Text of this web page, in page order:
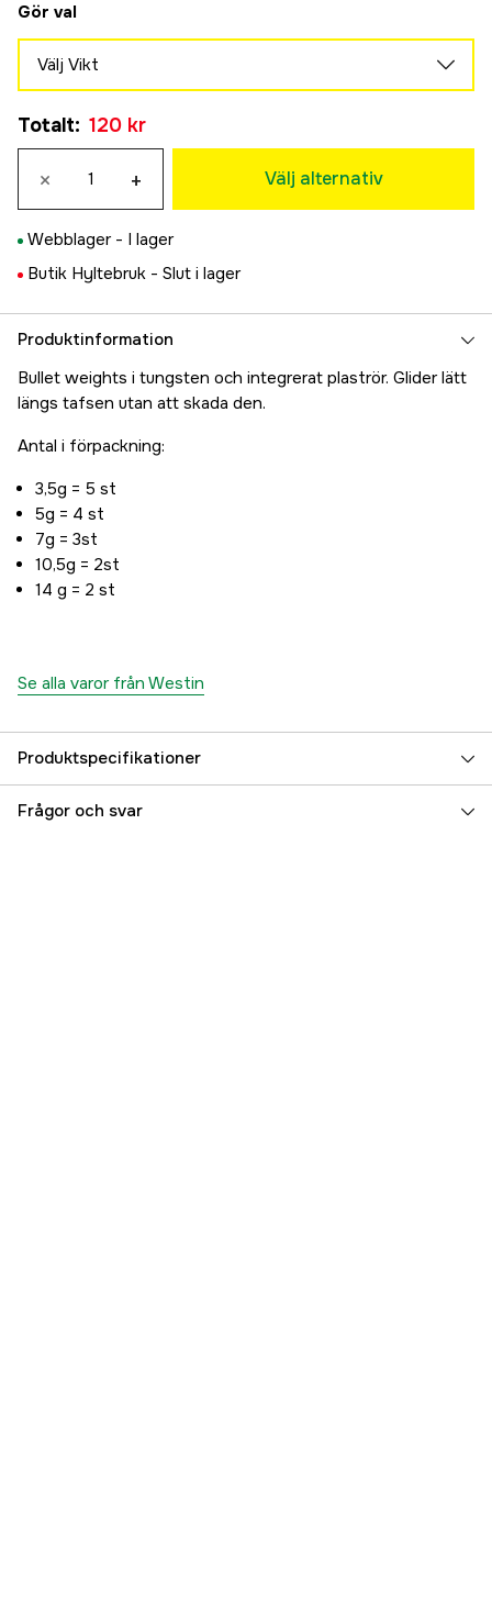
Gör val
Välj Vikt
120 kr
5 g
120 kr
120 kr
150 kr
Totalt: 120 kr
× + Välj alternativ
Webblager - I lager
Butik Hyltebruk - Slut i lager
Produktinformation
Bullet weights i tungsten och integrerat plaströr. Glider lätt
längs tafsen utan att skada den.
Antal i förpackning:
3,5g = 5 st
5g = 4 st
7g = 3st
10,5g = 2st
14 g = 2 st
Se alla varor från Westin
Produktspecifikationer
Texas- & Carolinatillbehör Ja
Frågor och svar